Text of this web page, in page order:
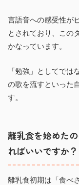
言語音への感受性が
とされており、この
かなっています。
「勉強」としてで
の歌を流すといった
す。
離乳食を始めた
ればいいですか？
離乳食初期は「食べ